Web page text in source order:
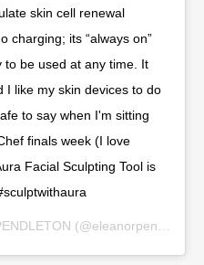
skin cell renewal
charging; its “always on”
be used at any time. It
I like my skin devices to do
to say when I'm sitting
finals week (I love
Facial Sculpting Tool is
(@eleanorpendleton) on